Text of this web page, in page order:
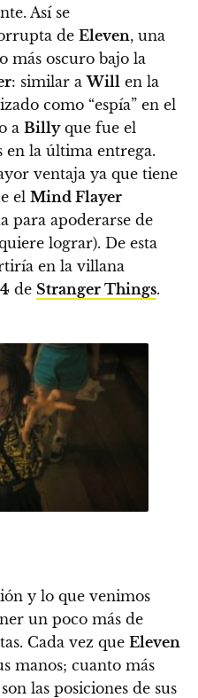
. Así se
de Eleven, una
más oscuro bajo la
: similar aWill en la
como “espía” en el
a Billyque fue el
en la última entrega.
ventaja ya que tiene
el Mind Flayer
para apoderarse de
lograr). De esta
en la villana
4 de Stranger Things.
y lo que venimos
un poco más de
Cada vez que Eleven
manos; cuanto más
las posiciones de sus